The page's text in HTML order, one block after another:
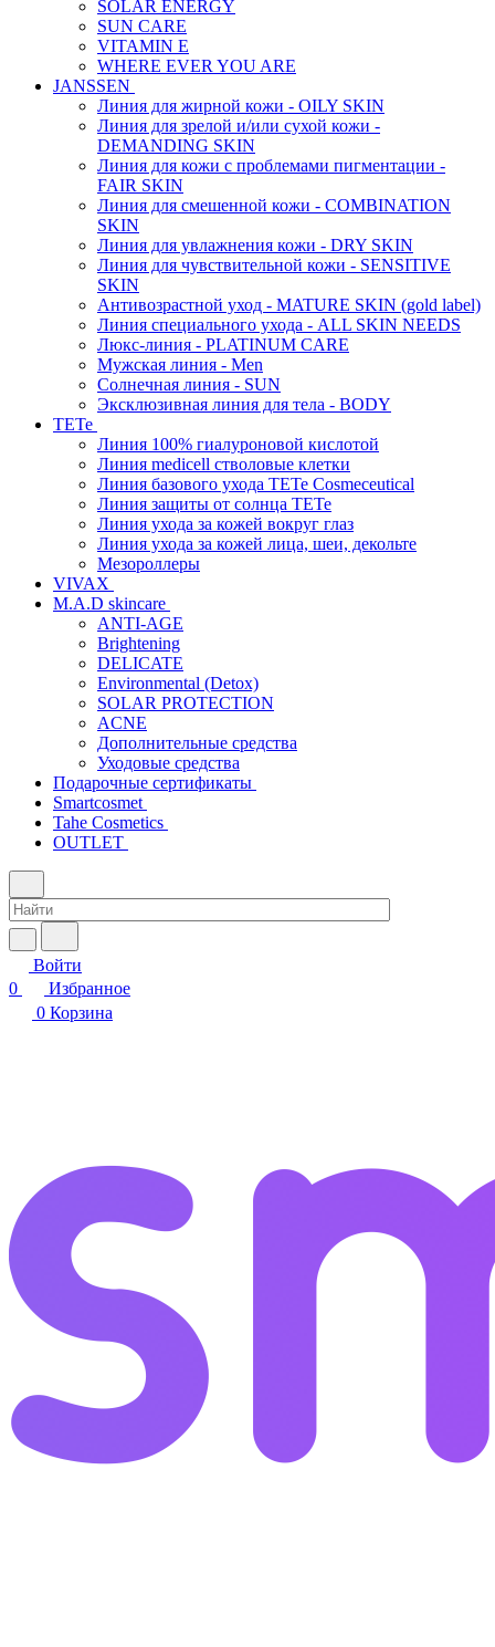
SOLAR ENERGY
SUN CARE
VITAMIN E
WHERE EVER YOU ARE
JANSSEN
Линия для жирной кожи - OILY SKIN
Линия для зрелой и/или сухой кожи -
DEMANDING SKIN
Линия для кожи с проблемами пигментации -
FAIR SKIN
Линия для смешенной кожи - COMBINATION
SKIN
Линия для увлажнения кожи - DRY SKIN
Линия для чувствительной кожи - SENSITIVE
SKIN
Антивозрастной уход - MATURE SKIN (gold label)
Линия специального ухода - ALL SKIN NEEDS
Люкс-линия - PLATINUM CARE
Мужская линия - Men
Солнечная линия - SUN
Эксклюзивная линия для тела - BODY
TETe
Линия 100% гиалуроновой кислотой
Линия medicell стволовые клетки
Линия базового ухода TETe Cosmeceutical
Линия защиты от солнца TETe
Линия ухода за кожей вокруг глаз
Линия ухода за кожей лица, шеи, декольте
Мезороллеры
VIVAX
M.A.D skincare
ANTI-AGE
Brightening
DELICATE
Environmental (Detox)
SOLAR PROTECTION
АCNE
Дополнительные средства
Уходовые средства
Подарочные сертификаты
Smartcosmet
Tahe Cosmetics
OUTLET
Войти
0
Избранное
0 Корзина